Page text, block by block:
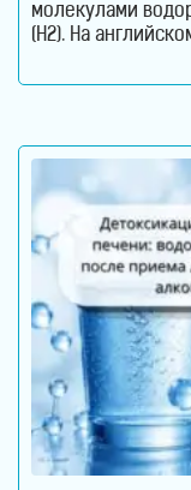
молекулами
(H2). На
воде молекулы